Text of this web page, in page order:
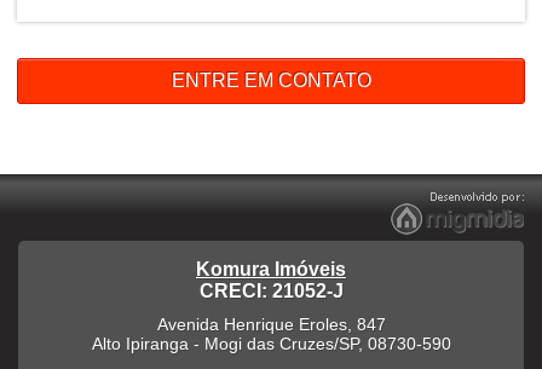
ENTRE EM CONTATO
Komura Imóveis
CRECI: 21052-J
Avenida Henrique Eroles, 847
Alto Ipiranga - Mogi das Cruzes/SP, 08730-590